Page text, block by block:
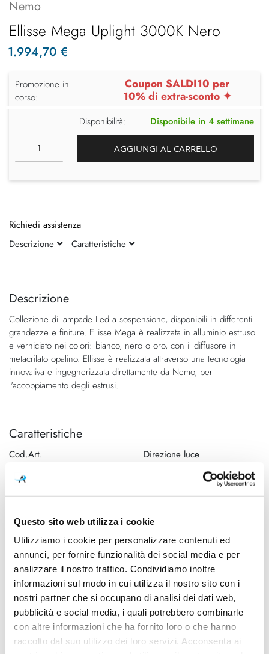
Questo sito web utilizza i cookie
Utilizziamo i cookie per personalizzare contenuti ed
annunci, per fornire funzionalità dei social media e per
analizzare il nostro traffico. Condividiamo inoltre
informazioni sul modo in cui utilizza il nostro sito con i
nostri partner che si occupano di analisi dei dati web,
pubblicità e social media, i quali potrebbero combinarle
con altre informazioni che ha fornito loro o che hanno
raccolto dal suo utilizzo dei loro servizi. Acconsenta ai
fine
galleria
di
immagini
della
di
immagini
Descrizione
Collezione di lampade Led a sospensione, disponibili in differenti
grandezze e finiture. Ellisse Mega è realizzata in alluminio estruso
e verniciato nei colori: bianco, nero o oro, con il diffusore in
metacrilato opalino. Ellisse è realizzata attraverso una tecnologia
innovativa e ingegnerizzata direttamente da Nemo, per
l'accoppiamento degli estrusi.
Caratteristiche
Cod.Art.
Direzione luce
Designer
Colore led
1860mm x 950mm - H Max
2500mm
Led
Potenza e attacco
85W - 3000K - 6500Lm
Lampadina
Integrata
Dimmerazione
Dimmerabile
Classe energetica
A++, A+, A
Nemo
Ellisse Mega Uplight 3000K Nero
1.994,70 €
Promozione in
corso:
Coupon SALDI10 per
10% di extra-sconto ✦
Disponibilità: Disponibile in 4 settimane
AGGIUNGI AL CARRELLO
Richiedi assistenza
Descrizione
Caratteristiche